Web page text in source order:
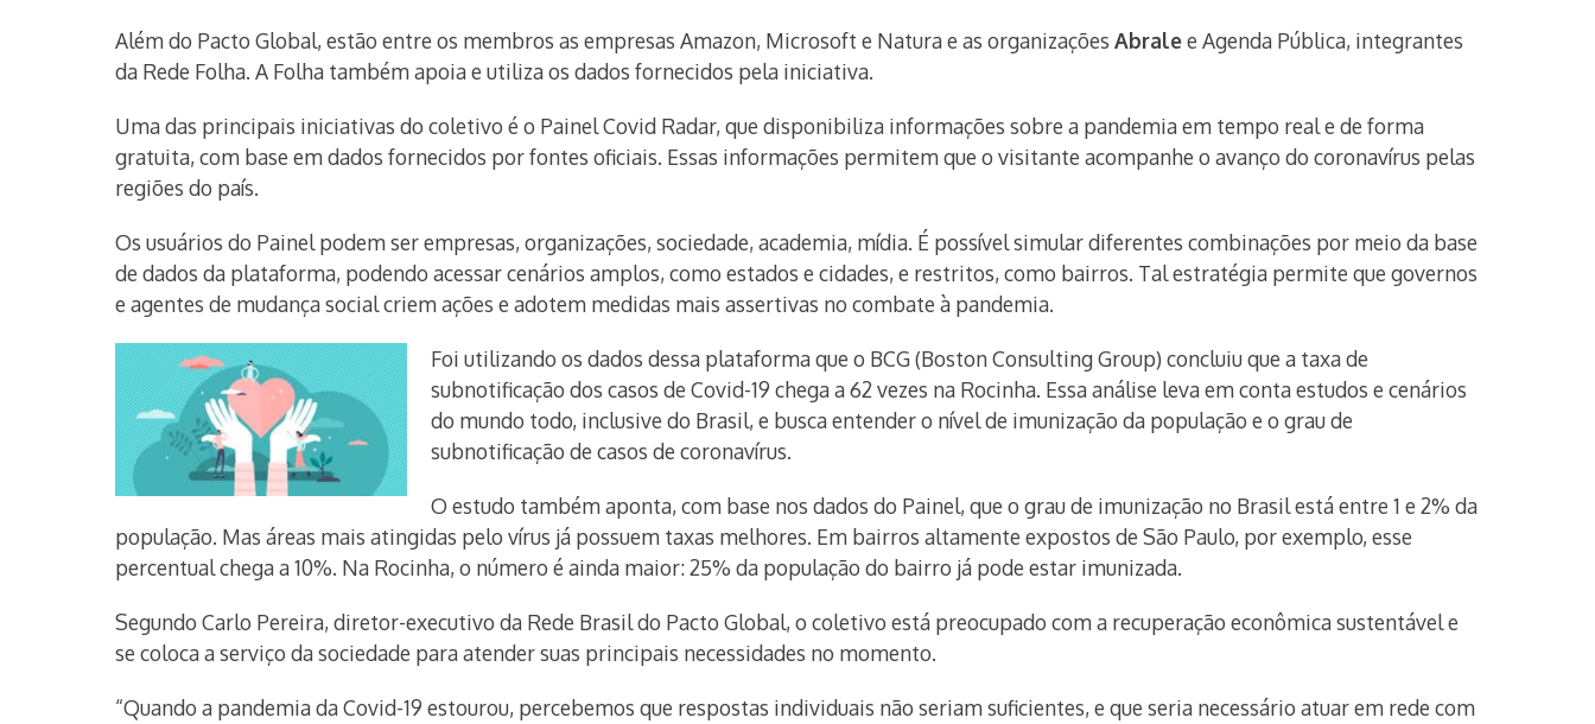
Além do Pacto Global, estão entre os membros as empresas Amazon, Microsoft e Natura e as organizações Abralee Agenda Pública, integrantes
da Rede Folha. A Folha também apoia e utiliza os dados fornecidos pela iniciativa.
Uma das principais iniciativas do coletivo é o Painel Covid Radar, que disponibiliza informações sobre a pandemia em tempo real e de forma
gratuita, com base em dados fornecidos por fontes oficiais. Essas informações permitem que o visitante acompanhe o avanço do coronavírus pelas
regiões do país.
Os usuários do Painel podem ser empresas, organizações, sociedade, academia, mídia. É possível simular diferentes combinações por meio da base
de dados da plataforma, podendo acessar cenários amplos, como estados e cidades, e restritos, como bairros. Tal estratégia permite que governos
e agentes de mudança social criem ações e adotem medidas mais assertivas no combate à pandemia.
Foi utilizando os dados dessa plataforma que o BCG (Boston Consulting Group) concluiu que a taxa de
subnotificação dos casos de Covid-19 chega a 62 vezes na Rocinha. Essa análise leva em conta estudos e cenários
do mundo todo, inclusive do Brasil, e busca entender o nível de imunização da população e o grau de
subnotificação de casos de coronavírus.
O estudo também aponta, com base nos dados do Painel, que o grau de imunização no Brasil está entre 1 e 2% da
população. Mas áreas mais atingidas pelo vírus já possuem taxas melhores. Em bairros altamente expostos de São Paulo, por exemplo, esse
percentual chega a 10%. Na Rocinha, o número é ainda maior: 25% da população do bairro já pode estar imunizada.
Segundo Carlo Pereira, diretor-executivo da Rede Brasil do Pacto Global, o coletivo está preocupado com a recuperação econômica sustentável e
se coloca a serviço da sociedade para atender suas principais necessidades no momento.
“Quando a pandemia da Covid-19 estourou, percebemos que respostas individuais não seriam suficientes, e que seria necessário atuar em rede com